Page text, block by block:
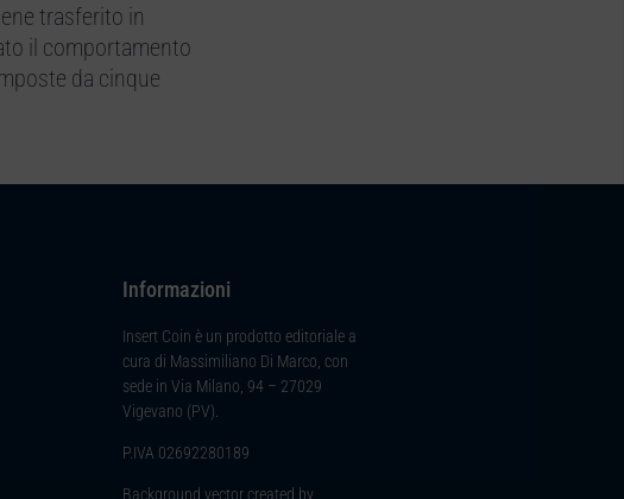
trasferito in
il comportamento
da cinque
Informazioni
Insert Coin è un prodotto editoriale a
cura di Massimiliano Di Marco, con
sede in Via Milano, 94 – 27029
Vigevano (PV).
P.IVA 02692280189
Background vector created by